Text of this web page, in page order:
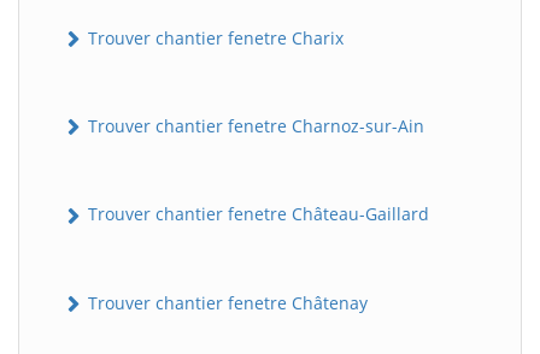
Trouver chantier fenetre Charix
Trouver chantier fenetre Charnoz-sur-Ain
Trouver chantier fenetre Château-Gaillard
Trouver chantier fenetre Châtenay